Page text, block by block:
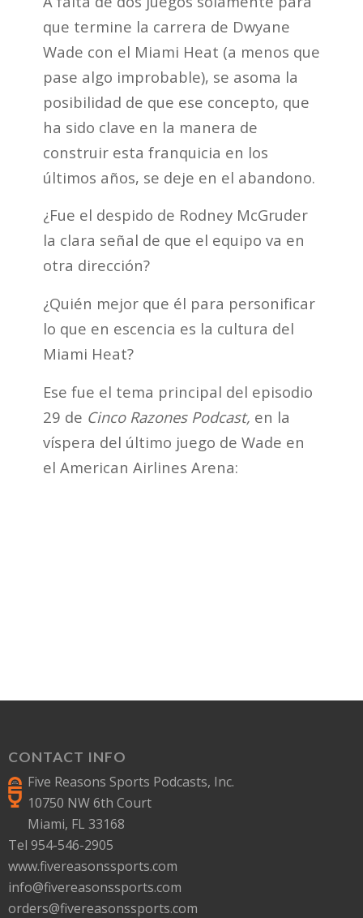
que termine la carrera de Dwyane
Wade con el Miami Heat (a menos que
pase algo improbable), se asoma la
posibilidad de que ese concepto, que
ha sido clave en la manera de
construir esta franquicia en los
últimos años, se deje en el abandono.
¿Fue el despido de Rodney McGruder
la clara señal de que el equipo va en
otra dirección?
¿Quién mejor que él para personificar
lo que en escencia es la cultura del
Miami Heat?
Ese fue el tema principal del episodio
29 de Cinco Razones Podcast, en la
víspera del último juego de Wade en
el American Airlines Arena:
CONTACT INFO
Five Reasons Sports Podcasts, Inc.
10750 NW 6th Court
Miami, FL 33168
Tel 954-546-2905
www.fivereasonssports.com
info@fivereasonssports.com
orders@fivereasonssports.com